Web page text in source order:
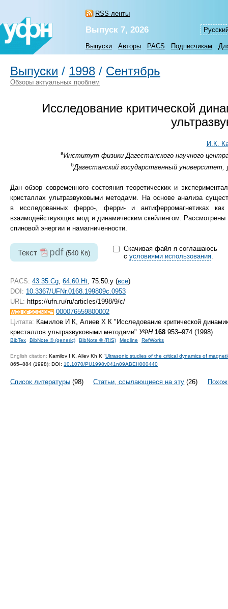
RSS-ленты
Выпуск 7, 2026
Выпуски Авторы PACS Подписчикам
Выпуски / 1998 / Сентябрь
Обзоры актуальных проблем
Исследование критической
И.К.
аИнститут физики Дагестанского научного
бДагестанский государственный университет,
Дан обзор современного состояния теоретических и
кристаллах ультразвуковыми методами. На основе анализа
в исследованных ферро-, ферри- и антиферромагнетиках
взаимодействующих мод и динамическим скейлингом. Рассмотрены
спиновой энергии и намагниченности.
Текст pdf (540 Кб)
Скачивая файл я соглашаюсь
с условиями использования.
PACS: 43.35.Cg 64.60.Ht , 75.50.y (все)
DOI: 10.3367/UFNr.0168.199809c.0953
URL: https://ufn.ru/ru/articles/1998/9/c/
000076559800002
Цитата: Камилов И К, Алиев Х К "Исследование критической
кристаллов ультразвуковыми методами" УФН 168 953–974 (1998)
BibTex BibNote ® (generic) BibNote ® (RIS) Medline RefWorks
English citation: Kamilov I K, Aliev Kh K “Ultrasonic studies of the critical dynamics of
865–884 (1998); DOI: 10.1070/PU1998v041n09ABEH000440
Список литературы (98) Статьи, ссылающиеся на эту (26)